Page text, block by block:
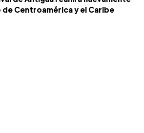
Centroamérica y el Caribe